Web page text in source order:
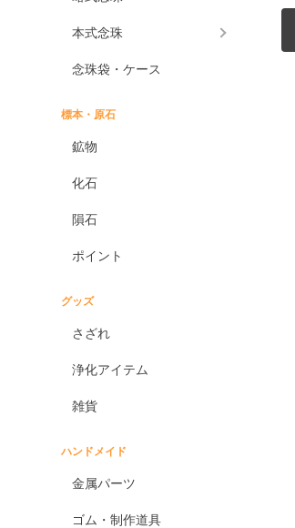
本式念珠
念珠袋・ケース
標本・原石
鉱物
化石
隕石
ポイント
グッズ
さざれ
浄化アイテム
雑貨
ハンドメイド
金属パーツ
ゴム・制作道具